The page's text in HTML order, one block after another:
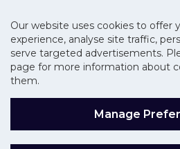
Our website uses cookies to offer
experience, analyse site traffic,
serve targeted advertisements.
page for more information about
them.
Manage